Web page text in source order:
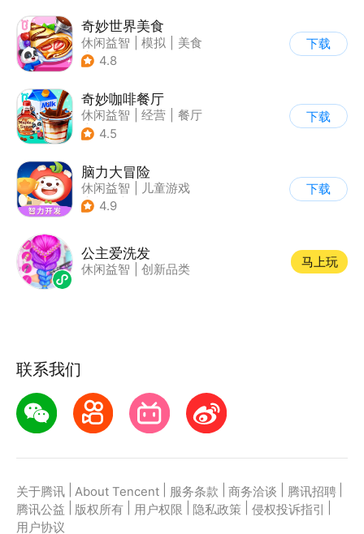
奇妙世界美食
休闲益智 模拟
美食
| 宝宝巴士
4.8
下载
奇妙咖啡餐厅
休闲益智 经营
餐厅
| 宝宝巴士
4.5
下载
脑力大冒险
休闲益智
儿童游戏
| 卡通
4.9
下载
公主爱洗发
休闲益智 创新品类
马上玩
联系我们
关于腾讯 About Tencent 服务条款 商务洽谈 腾讯招聘
腾讯公益
版权所有 用户权限 隐私政策 侵权投诉指引
用户协议